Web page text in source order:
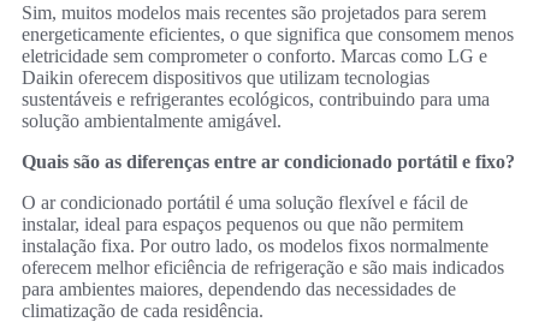
Sim, muitos modelos mais recentes são projetados para serem
energeticamente eficientes, o que significa que consomem menos
eletricidade sem comprometer o conforto. Marcas como LG e
Daikin oferecem dispositivos que utilizam tecnologias
sustentáveis e refrigerantes ecológicos, contribuindo para uma
solução ambientalmente amigável.
Quais são as diferenças entre ar condicionado portátil e fixo?
O ar condicionado portátil é uma solução flexível e fácil de
instalar, ideal para espaços pequenos ou que não permitem
instalação fixa. Por outro lado, os modelos fixos normalmente
oferecem melhor eficiência de refrigeração e são mais indicados
para ambientes maiores, dependendo das necessidades de
climatização de cada residência.